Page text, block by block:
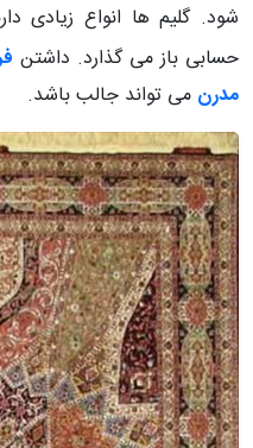
شود. گلیم ها انواع زیادی
حسابی باز می گذارد. داشتن
مدرن می تواند جالب باشد.